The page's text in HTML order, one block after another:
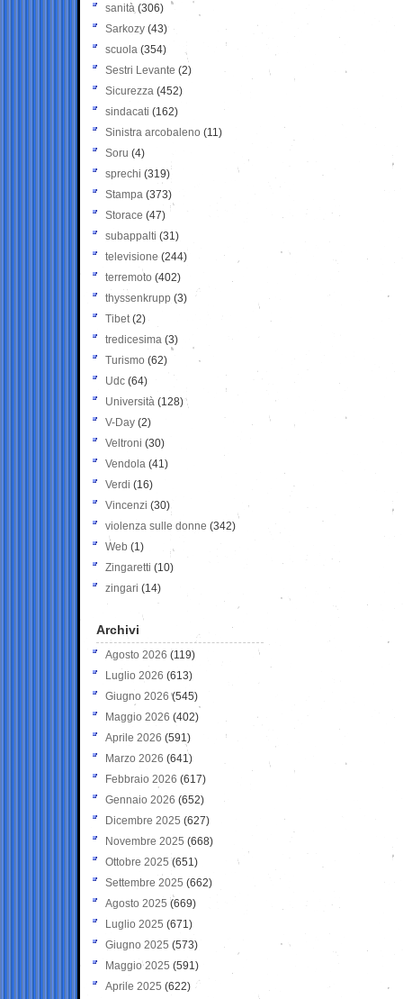
sanità (306)
Sarkozy (43)
scuola (354)
Sestri Levante (2)
Sicurezza (452)
sindacati (162)
Sinistra arcobaleno (11)
Soru (4)
sprechi (319)
Stampa (373)
Storace (47)
subappalti (31)
televisione(244)
terremoto (402)
thyssenkrupp (3)
Tibet(2)
tredicesima (3)
Turismo (62)
Udc (64)
Università (128)
V-Day (2)
Veltroni (30)
Vendola (41)
Verdi (16)
Vincenzi (30)
violenza sulle donne (342)
Web (1)
Zingaretti (10)
zingari (14)
Archivi
Agosto 2026 (119)
Luglio 2026 (613)
Giugno 2026 (545)
Maggio 2026 (402)
Aprile 2026 (591)
Marzo 2026 (641)
Febbraio 2026 (617)
Gennaio 2026 (652)
Dicembre 2025 (627)
Novembre 2025 (668)
Ottobre 2025 (651)
Settembre 2025 (662)
Agosto 2025 (669)
Luglio 2025 (671)
Giugno 2025 (573)
Maggio 2025 (591)
Aprile 2025 (622)